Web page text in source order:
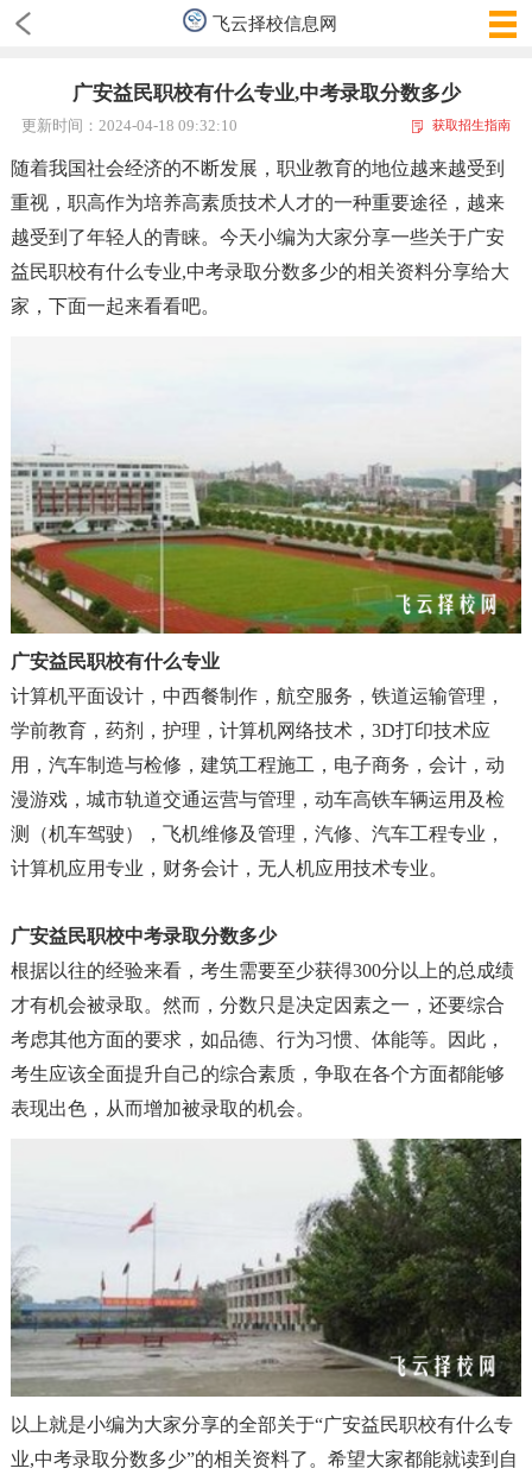
飞云择校信息网
广安益民职校有什么专业,中考录取分数多少
更新时间：2024-04-18 09:32:10 获取招生指南
随着我国社会经济的不断发展，职业教育的地位越来越受到
重视，职高作为培养高素质技术人才的一种重要途径，越来
越受到了年轻人的青睐。今天小编为大家分享一些关于广安
益民职校有什么专业,中考录取分数多少的相关资料分享给大
家，下面一起来看看吧。
广安益民职校有什么专业
计算机平面设计，中西餐制作，航空服务，铁道运输管理，
学前教育，药剂，护理，计算机网络技术，3D打印技术应
用，汽车制造与检修，建筑工程施工，电子商务，会计，动
漫游戏，城市轨道交通运营与管理，动车高铁车辆运用及检
测（机车驾驶），飞机维修及管理，汽修、汽车工程专业，
计算机应用专业，财务会计，无人机应用技术专业。
广安益民职校中考录取分数多少
根据以往的经验来看，考生需要至少获得300分以上的总成绩
才有机会被录取。然而，分数只是决定因素之一，还要综合
考虑其他方面的要求，如品德、行为习惯、体能等。因此，
考生应该全面提升自己的综合素质，争取在各个方面都能够
表现出色，从而增加被录取的机会。
以上就是小编为大家分享的全部关于“广安益民职校有什么专
业,中考录取分数多少”的相关资料了。希望大家都能就读到自